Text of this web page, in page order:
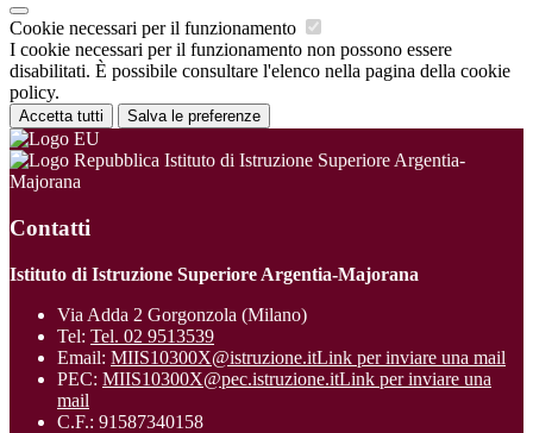
Cookie necessari per il funzionamento
I cookie necessari per il funzionamento non possono essere
disabilitati. È possibile consultare l'elenco nella pagina della cookie
policy.
Accetta tutti Salva le preferenze
Istituto di Istruzione Superiore Argentia-
Majorana
Contatti
Istituto di Istruzione Superiore Argentia-Majorana
Via Adda 2 Gorgonzola (Milano)
Tel: Tel. 02 9513539
Email: MIIS10300X@istruzione.itLink per inviare una mail
PEC: MIIS10300X@pec.istruzione.itLink per inviare una
mail
C.F.: 91587340158